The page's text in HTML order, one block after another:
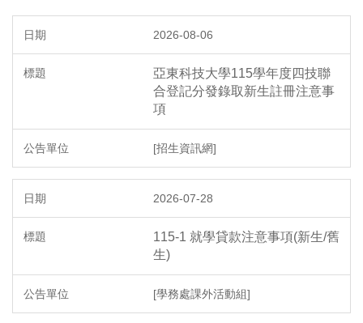
2026-08-06
亞東科技大學115學年度四技聯
合登記分發錄取新生註冊注意事
項
[招生資訊網]
2026-07-28
115-1 就學貸款注意事項(新生/舊
生)
[學務處課外活動組]